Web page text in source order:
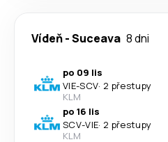
Vídeň-Suceava 8 dni
po 09 lis
VIE-SCV· 2 přestupy
KLM
po 16 lis
SCV-VIE· 2 přestupy
KLM